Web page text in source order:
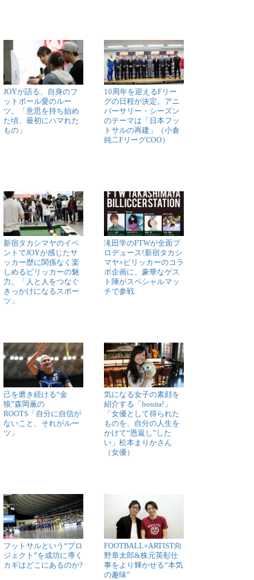
JOYが語る、自身のフ
ットボール愛のルー
ツ。「意思を持ち始め
た頃、最初にハマれた
もの」
10周年を迎えるFリー
グの日程が決定。アニ
バーサリー・シーズン
のテーマは「日本フッ
トサルの再建」（小倉
純二FリーグCOO）
新宿タカシマヤのイベ
ントでJOYが感じたサ
ッカー歴に関係なく楽
しめるビリッカーの魅
力。「人と人をつなぐ
きっかけになるスポー
ツ」
滝田学のFTWが全面プ
ロデュース!新宿タカシ
マヤ×ビリッカーのコラ
ボ企画に、豪華なゲス
ト陣がスペシャルマッ
チで参戦
己を磨き続ける“金
狼”森岡薫の
ROOTS「自分に自信が
ないこと、それがルー
ツ」
気になる女子の素顔を
紹介する「bonita!」
「女優として得られた
ものを、自分の人生を
かけて“恩返し”した
い」松本まりかさん
（女優）
フットサルという“プロ
ジェクト”を成功に導く
カギはどこにあるのか?
FOOTBALL×ARTIST向
野章太郎&株元英彰仕
事をより輝かせる“本気
の趣味”